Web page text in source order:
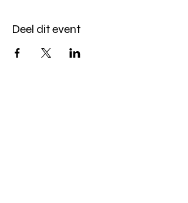
Deel dit event